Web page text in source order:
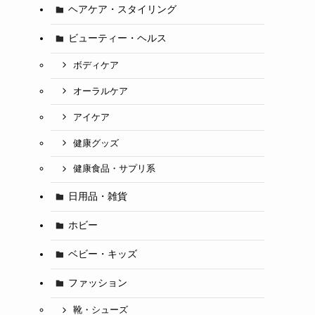
ヘアケア・スタイリング
ビューティー・ヘルス
ボディケア
オーラルケア
アイケア
健康グッズ
健康食品・サプリ系
日用品・雑貨
ホビー
ベビー・キッズ
ファッション
靴・シューズ